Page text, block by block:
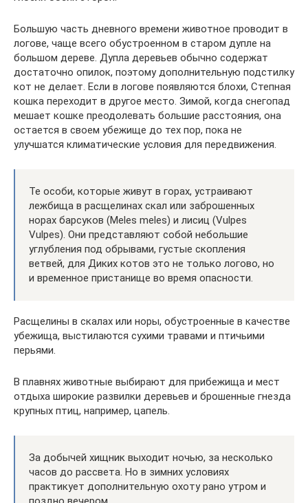
Большую часть дневного времени животное проводит в
логове, чаще всего обустроенном в старом дупле на
большом дереве. Дупла деревьев обычно содержат
достаточно опилок, поэтому дополнительную подстилку
кот не делает. Если в логове появляются блохи, Степная
кошка переходит в другое место. Зимой, когда снегопад
мешает кошке преодолевать большие расстояния, она
остается в своем убежище до тех пор, пока не
улучшатся климатические условия для передвижения.
Те особи, которые живут в горах, устраивают
лежбища в расщелинах скал или заброшенных
норах барсуков (Meles meles) и лисиц (Vulpes
Vulpes). Они представляют собой небольшие
углубления под обрывами, густые скопления
ветвей, для Диких котов это не только логово, но
и временное пристанище во время опасности.
Расщелины в скалах или норы, обустроенные в качестве
убежища, выстилаются сухими травами и птичьими
перьями.
В плавнях животные выбирают для прибежища и мест
отдыха широкие развилки деревьев и брошенные гнезда
крупных птиц, например, цапель.
За добычей хищник выходит ночью, за несколько
часов до рассвета. Но в зимних условиях
практикует дополнительную охоту рано утром и